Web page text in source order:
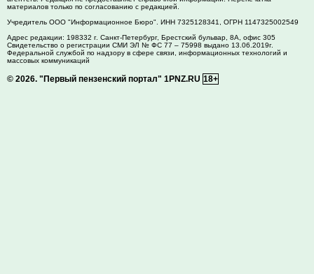
материалов только по согласованию с редакцией.
Учредитель ООО "Информационное Бюро". ИНН 7325128341, ОГРН 1147325002549
Адрес редакции: 198332 г. Санкт-Петербург, Брестский бульвар, 8А, офис 305
Свидетельство о регистрации СМИ ЭЛ № ФС 77 – 75998 выдано 13.06.2019г.
Федеральной службой по надзору в сфере связи, информационных технологий и
массовых коммуникаций
© 2026. "Первый пензенский портал" 1PNZ.RU 18+